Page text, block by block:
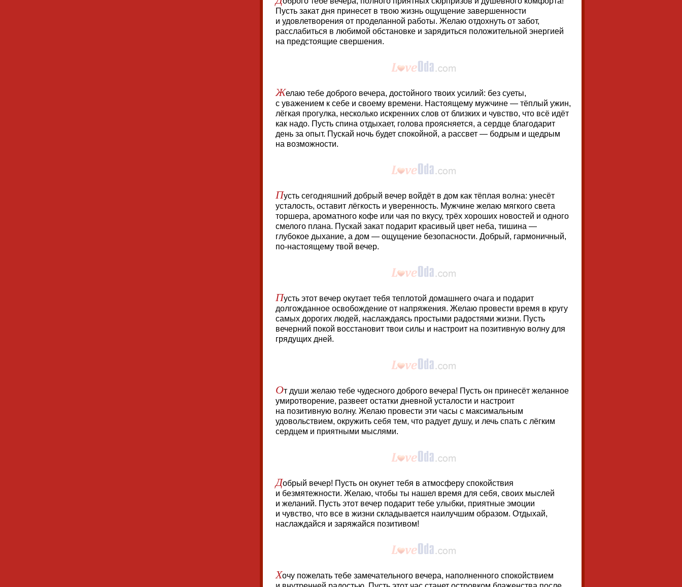
Пусть закат дня принесет в твою жизнь ощущение завершенности
и удовлетворения от проделанной работы. Желаю отдохнуть от забот,
расслабиться в любимой обстановке и зарядиться положительной энергией
на предстоящие свершения.
Желаю тебе доброго вечера, достойного твоих усилий: без суеты,
с уважением к себе и своему времени. Настоящему мужчине — тёплый ужин,
лёгкая прогулка, несколько искренних слов от близких и чувство, что всё идёт
как надо. Пусть спина отдыхает, голова проясняется, а сердце благодарит
день за опыт. Пускай ночь будет спокойной, а рассвет — бодрым и щедрым
на возможности.
Пусть сегодняшний добрый вечер войдёт в дом как тёплая волна: унесёт
усталость, оставит лёгкость и уверенность. Мужчине желаю мягкого света
торшера, ароматного кофе или чая по вкусу, трёх хороших новостей и одного
смелого плана. Пускай закат подарит красивый цвет неба, тишина —
глубокое дыхание, а дом — ощущение безопасности. Добрый, гармоничный,
по-настоящему твой вечер.
Пусть этот вечер окутает тебя теплотой домашнего очага и подарит
долгожданное освобождение от напряжения. Желаю провести время в кругу
самых дорогих людей, наслаждаясь простыми радостями жизни. Пусть
вечерний покой восстановит твои силы и настроит на позитивную волну для
грядущих дней.
От души желаю тебе чудесного доброго вечера! Пусть он принесёт желанное
умиротворение, развеет остатки дневной усталости и настроит
на позитивную волну. Желаю провести эти часы с максимальным
удовольствием, окружить себя тем, что радует душу, и лечь спать с лёгким
сердцем и приятными мыслями.
Добрый вечер! Пусть он окунет тебя в атмосферу спокойствия
и безмятежности. Желаю, чтобы ты нашел время для себя, своих мыслей
и желаний. Пусть этот вечер подарит тебе улыбки, приятные эмоции
и чувство, что все в жизни складывается наилучшим образом. Отдыхай,
наслаждайся и заряжайся позитивом!
Хочу пожелать тебе замечательного вечера, наполненного спокойствием